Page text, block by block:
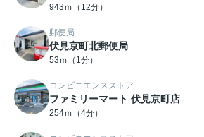
943ｍ（12分）
郵便局
伏見京町北郵便局
53ｍ（1分）
コンビニエンスストア
ファミリーマート 伏見京町店
254ｍ（4分）